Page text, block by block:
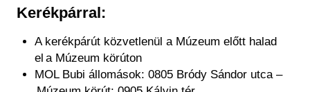
Kerékpárral:
A kerékpárút közvetlenül a Múzeum előtt halad
el a Múzeum körúton
MOL Bubi állomások: 0805 Bródy Sándor utca –